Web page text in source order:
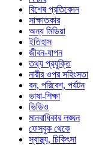
বিশেষ প্রতিবেদন
সাক্ষাতকার
অন্য মিডিয়া
ইতিহাস
জীবন-যাপন
তথ্য প্রযুক্তি
নারীর ওপর সহিংসতা
বন, পরিবেশ, পর্যটন
ভাষা-শিক্ষা
ভিডিও
মানবাধিকার লঙ্ঘন
ফেসবুক থেকে
স্বাস্থ্য, চিকিৎসা